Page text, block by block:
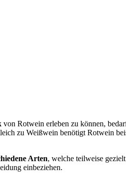
von Rotwein erleben zu können,
zu Weißwein benötigt Rotwein
Arten, welche teilweise
einbeziehen.